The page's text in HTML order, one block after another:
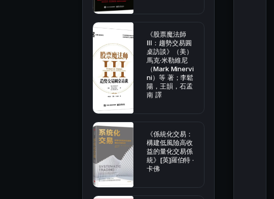
《股票魔法師
Ⅲ：趨勢交易圓
桌訪談》（美）
馬克·米勒維尼
（Mark Minervi
ni）等 著；李鬆
陽，王韻，石孟
南 譯
《係統化交易：
構建低風險高收
益的量化交易係
統》[英]羅伯特 ·
卡佛